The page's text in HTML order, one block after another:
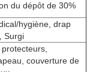
du dépôt de 30%
hygiène, drap
Surgi
couverture de